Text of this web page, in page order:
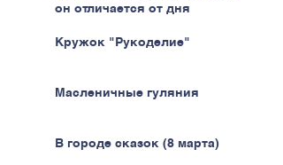
он отличается от дня
Кружок "Рукоделие"
Масленичные гуляния
В городе сказок (8 марта)